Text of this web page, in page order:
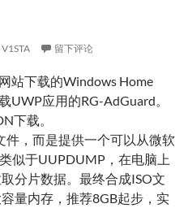
留下评论
站下载的Windows Home
UWP应用的RG-AdGuard。
下载。
件，而是提供一个可以从微软
似于UUPDUMP，在电脑上
分片数据。最终合成ISO文
量内存，推荐8GB起步，实